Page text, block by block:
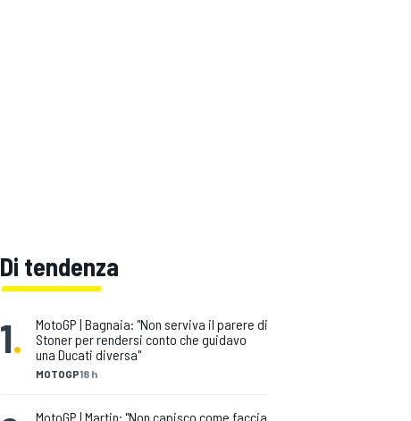
Di tendenza
1.
MOTOGP18 h
MotoGP | Bagnaia: "Non serviva il parere di
Stoner per rendersi conto che guidavo
una Ducati diversa"
MotoGP | Martin: "Non capisco come faccia